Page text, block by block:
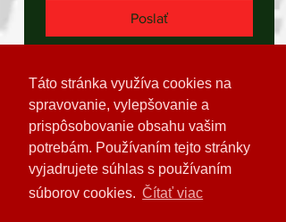
Táto stránka využíva cookies na
spravovanie, vylepšovanie a
prispôsobovanie obsahu vašim
potrebám. Používaním tejto stránky
vyjadrujete súhlas s používaním
súborov cookies. Čítať viac
Poslať
« späť